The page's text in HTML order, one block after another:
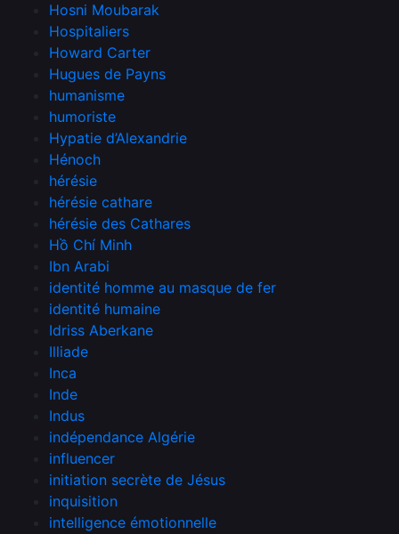
Hosni Moubarak
Hospitaliers
Howard Carter
Hugues de Payns
humanisme
humoriste
Hypatie d’Alexandrie
Hénoch
hérésie
hérésie cathare
hérésie des Cathares
Hồ Chí Minh
Ibn Arabi
identité homme au masque de fer
identité humaine
Idriss Aberkane
Illiade
Inca
Inde
Indus
indépendance Algérie
influencer
initiation secrète de Jésus
inquisition
intelligence émotionnelle